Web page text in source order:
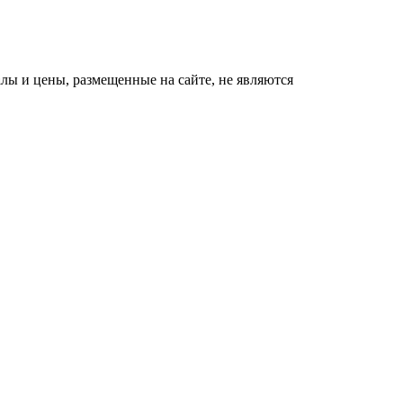
и цены, размещенные на сайте, не являются